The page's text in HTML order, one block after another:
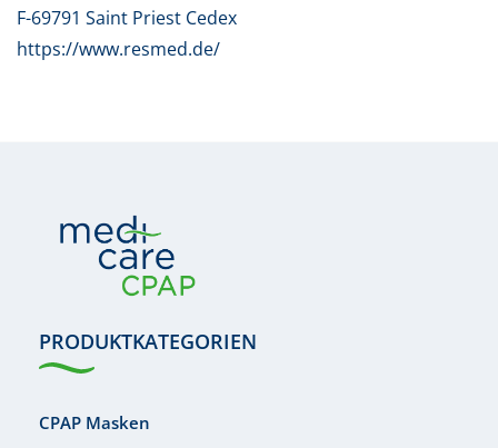
F-69791 Saint Priest Cedex
https://www.resmed.de/
PRODUKTKATEGORIEN
CPAP Masken